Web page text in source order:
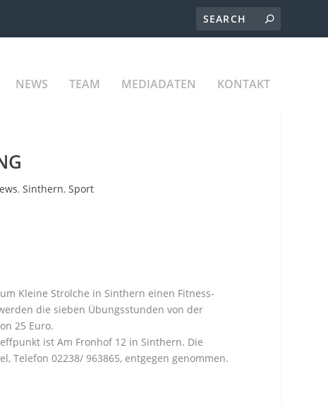
NEWS TEAM MEDIADATEN KONTAKT
,Sinthern,Sport
Kleine Strolche in Sinthern einen Fitness-
die sieben Übungsstunden von der
25 Euro.
ist Am Fronhof 12 in Sinthern. Die
Telefon 02238/ 963865, entgegen genommen.